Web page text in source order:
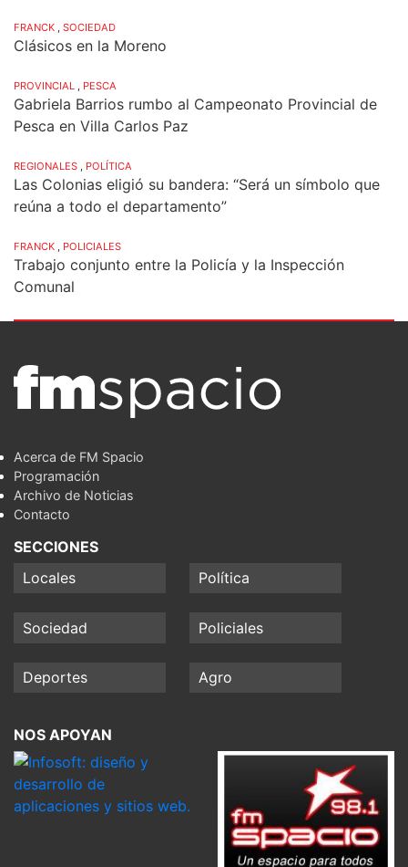
FRANCK , SOCIEDAD
Clásicos en la Moreno
PROVINCIAL , PESCA
Gabriela Barrios rumbo al Campeonato Provincial de
Pesca en Villa Carlos Paz
REGIONALES , POLÍTICA
Las Colonias eligió su bandera: “Será un símbolo que
reúna a todo el departamento”
FRANCK , POLICIALES
Trabajo conjunto entre la Policía y la Inspección
Comunal
Acerca de FM Spacio
Programación
Archivo de Noticias
Contacto
SECCIONES
Locales
Política
Sociedad Policiales
Deportes Agro
NOS APOYAN